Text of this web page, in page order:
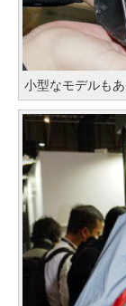
小型なモデルも